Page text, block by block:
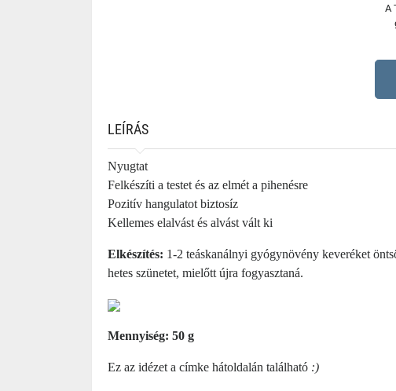
A
LEÍRÁS
Nyugtat
Felkészíti a testet és az elmét a pihenésre
Pozitív hangulatot biztosíz
Kellemes elalvást és alvást vált ki
Elkészítés: 1-2 teáskanálnyi gyógynövény keveréket
hetes szünetet, mielőtt újra fogyasztaná.
Mennyiség: 50 g
Ez az idézet a címke hátoldalán található :)